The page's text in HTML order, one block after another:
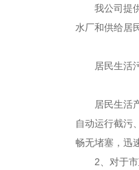
我公司提供
水厂和供给居
居民生活污
居民生活产
自动运行截污
畅无堵塞，迅
2、对于市